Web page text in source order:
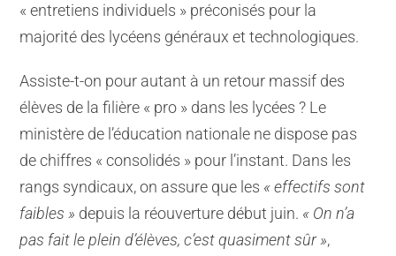
« entretiens individuels » préconisés pour la
majorité des lycéens généraux et technologiques.
Assiste-t-on pour autant à un retour massif des
élèves de la filière « pro » dans les lycées ? Le
ministère de l’éducation nationale ne dispose pas
de chiffres « consolidés » pour l’instant. Dans les
rangs syndicaux, on assure que les « effectifs sont
faibles » depuis la réouverture début juin. « On n’a
pas fait le plein d’élèves, c’est quasiment sûr »,